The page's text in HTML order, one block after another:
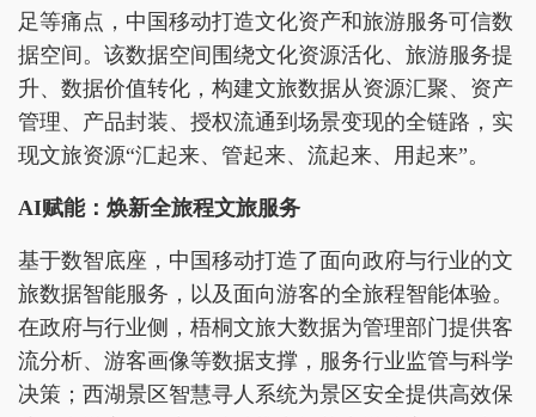
足等痛点，中国移动打造文化资产和旅游服务可信数
据空间。该数据空间围绕文化资源活化、旅游服务提
升、数据价值转化，构建文旅数据从资源汇聚、资产
管理、产品封装、授权流通到场景变现的全链路，实
现文旅资源“汇起来、管起来、流起来、用起来”。
AI赋能：焕新全旅程文旅服务
基于数智底座，中国移动打造了面向政府与行业的文
旅数据智能服务，以及面向游客的全旅程智能体验。
在政府与行业侧，梧桐文旅大数据为管理部门提供客
流分析、游客画像等数据支撑，服务行业监管与科学
决策；西湖景区智慧寻人系统为景区安全提供高效保